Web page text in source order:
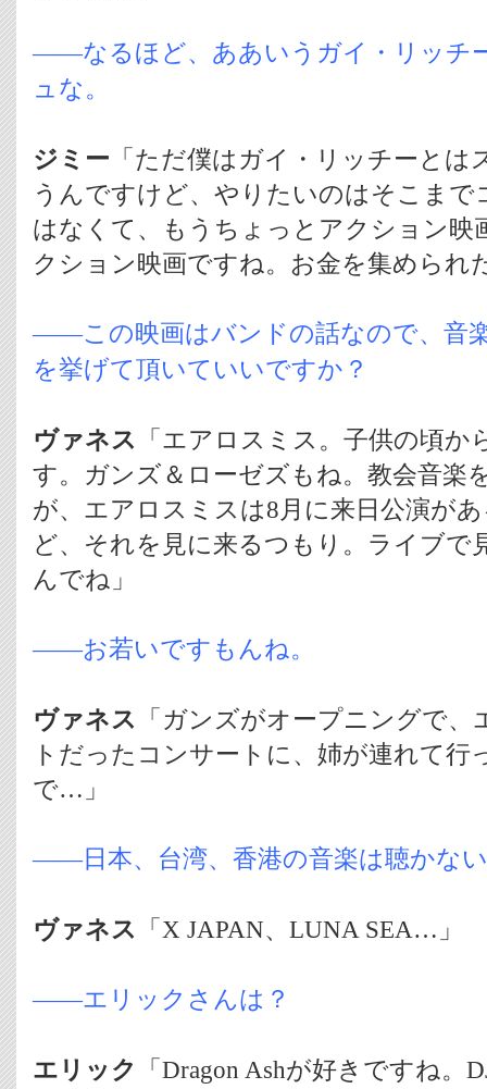
――なるほど、ああいうガイ・リッチ
ュな。
ジミー 「ただ僕はガイ・リッチーとは
うんですけど、やりたいのはそこま
はなくて、もうちょっとアクション映
クション映画ですね。お金を集められ
――この映画はバンドの話なので、音
を挙げて頂いていいですか？
ヴァネス
「エアロスミス。子供の頃
す。ガンズ＆ローゼズもね。教会音楽
が、エアロスミスは8月に来日公演が
ど、それを見に来るつもり。ライブで
んでね」
――お若いですもんね。
ヴァネス
「ガンズがオープニングで
トだったコンサートに、姉が連れて行
で…」
――日本、台湾、香港の音楽は聴かな
ヴァネス 「X JAPAN、LUNA SEA…」
――エリックさんは？
エリック 「Dragon Ashが好きですね